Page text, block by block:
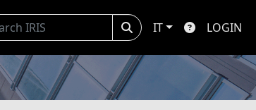
IT LOGIN